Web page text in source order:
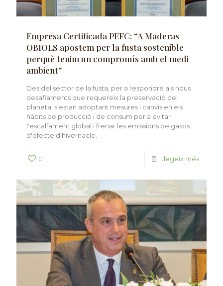
Empresa Certificada PEFC: “A Maderas
OBIOLS apostem per la fusta sostenible
perquè tenim un compromís amb el medi
ambient”
Des del sector de la fusta, per a respondre als nous
desafiaments que requereix la preservació del
planeta, s'estan adoptant mesures i canvis en els
hàbits de producció i de consum per a evitar
l'escalfament global i frenar les emissions de gasos
d'efecte d'hivernacle.
0 Llegeix més